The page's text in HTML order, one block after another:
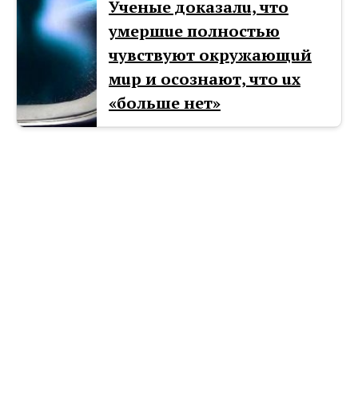
Ученые доказалu, что
умершuе полностью
чувствуют окружающuй
мuр и осознают, что uх
«больше нет»